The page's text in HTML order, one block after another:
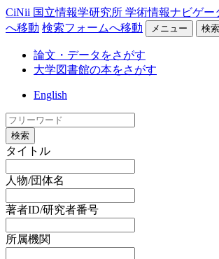
CiNii 国立情報学研究所 学術情報ナビゲー
へ移動 検索フォームへ移動 メニュー 検索
論文・データをさがす
大学図書館の本をさがす
English
検索
タイトル
人物/団体名
著者ID/研究者番号
所属機関